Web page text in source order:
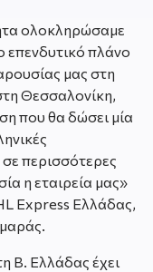
ολοκληρώσαμε
επενδυτικό πλάνο
μας στη
Θεσσαλονίκη,
που θα δώσει μία
περισσότερες
η εταιρεία μας»
Express Ελλάδας,
Β. Ελλάδας έχει